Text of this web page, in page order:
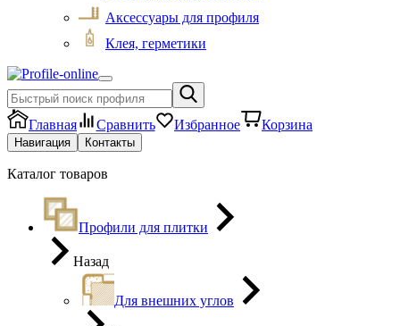
Аксессуары для профиля
Клея, герметики
Главная Сравнить Избранное Корзина
Навигация Контакты
Каталог товаров
Профили для плитки
Назад
Для внешних углов